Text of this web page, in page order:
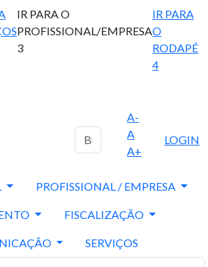
IR PARA O
PROFISSIONAL/EMPRESA
3
IR PARA
O
RODAPÉ
4
A-
A
A+
LOGIN
PROFISSIONAL / EMPRESA
FISCALIZAÇÃO
SERVIÇOS